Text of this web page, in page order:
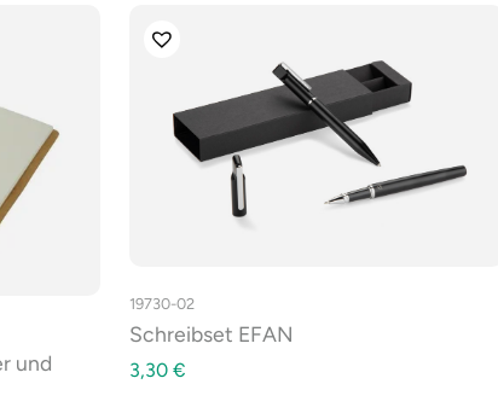
und
19730-02
Schreibset EFAN
3,30 €